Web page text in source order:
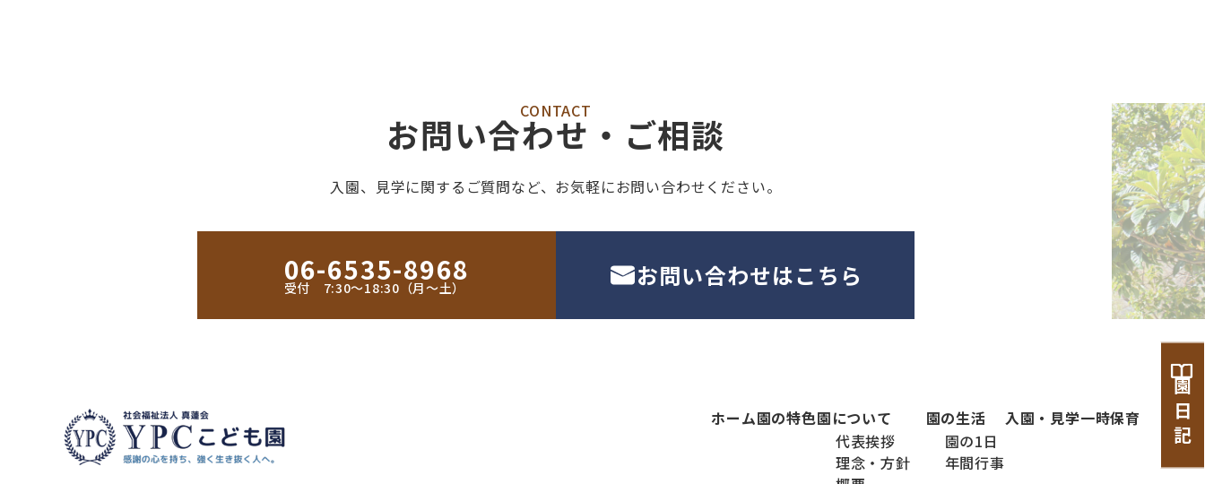
園 日 記
CONTACT
お問い合わせ・ご相談
入園、見学に関するご質問など、 お気軽にお問い合わせください。
06-6535-8968
受付 7:30〜18:30（月〜土） お問い合わせはこちら
ホーム園の特色園について
代表挨拶
理念・方針
園の生活
園の1日
年間行事
入園・見学一時保育